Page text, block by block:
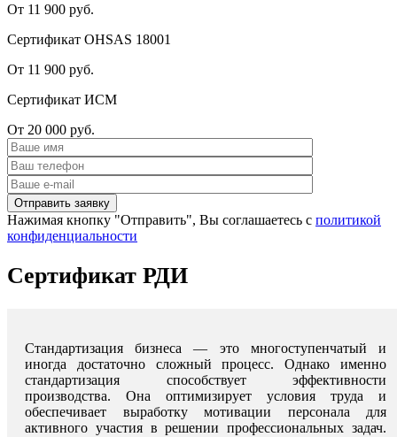
От 11 900 руб.
Сертификат OHSAS 18001
От 11 900 руб.
Сертификат ИСМ
От 20 000 руб.
Нажимая кнопку "Отправить", Вы соглашаетесь с политикой
конфиденциальности
Сертификат РДИ
Стандартизация бизнеса — это многоступенчатый и
иногда достаточно сложный процесс. Однако именно
стандартизация способствует эффективности
производства. Она оптимизирует условия труда и
обеспечивает выработку мотивации персонала для
активного участия в решении профессиональных задач.